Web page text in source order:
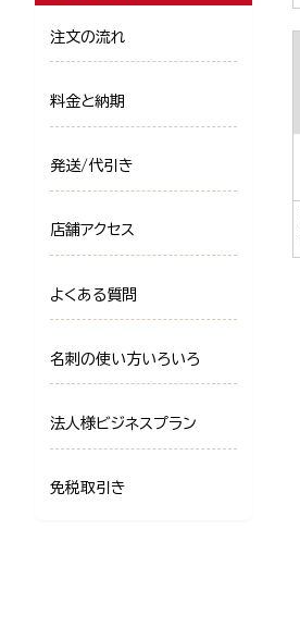
注文の流れ
料金と納期
発送/代引き
店舗アクセス
よくある質問
名刺の使い方いろいろ
法人様ビジネスプラン
免税取引き